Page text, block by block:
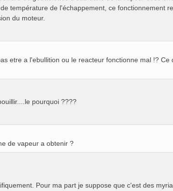
température de l'échappement, ce fonctionnement
du moteur.
etre a l'ebullition ou le reacteur fonctionne mal !? Ce
pourquoi ????
de vapeur a obtenir ?
Pour ma part je suppose que c'est des